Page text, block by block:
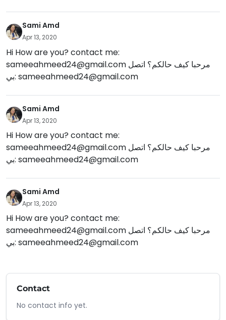
Sami Amd
Apr 13, 2020
Hi How are you? contact me:
sameeahmeed24@gmail.com
بي: sameeahmeed24@gmail.com
Sami Amd
Apr 13, 2020
Hi How are you? contact me:
sameeahmeed24@gmail.com
بي: sameeahmeed24@gmail.com
Sami Amd
Apr 13, 2020
Hi How are you? contact me:
sameeahmeed24@gmail.com
بي: sameeahmeed24@gmail.com
Contact
No contact info yet.